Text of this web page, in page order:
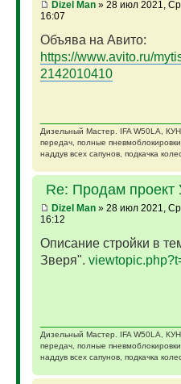
Dizel Man» 28 июл 2021, Ср
16:07
Объява на Авито:
https://www.avito.ru/
2142010410
Дизельный Мастер. IFA W50LA,
передач, полные
наддув всех сапунов, подкачка
Re: Продам
Dizel Man» 28 июл 2021, Ср
16:12
Описание стройки в
Зверя".
Дизельный Мастер. IFA W50LA,
передач, полные
наддув всех сапунов, подкачка